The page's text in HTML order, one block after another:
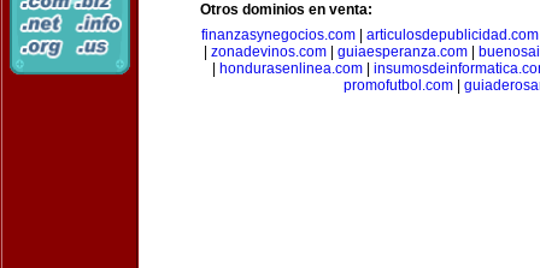
Otros dominios en venta:
finanzasynegocios.com| articulosdepublicidad.com
zonadevinos.com| guiaesperanza.com|
hondurasenlinea.com|
promofutbol.com